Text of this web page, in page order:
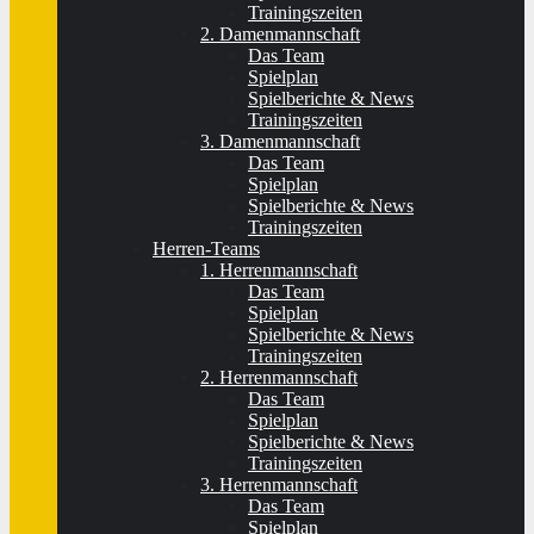
Trainingszeiten
2. Damenmannschaft
Das Team
Spielplan
Spielberichte & News
Trainingszeiten
3. Damenmannschaft
Das Team
Spielplan
Spielberichte & News
Trainingszeiten
Herren-Teams
1. Herrenmannschaft
Das Team
Spielplan
Spielberichte & News
Trainingszeiten
2. Herrenmannschaft
Das Team
Spielplan
Spielberichte & News
Trainingszeiten
3. Herrenmannschaft
Das Team
Spielplan